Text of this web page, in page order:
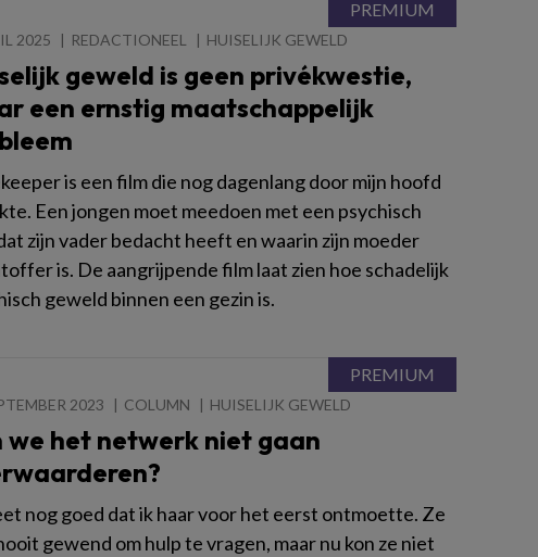
2025 REDACTIONEEL HUISELIJK GEWELD
geweld is geen privékwestie,
een ernstig maatschappelijk
is een film die nog dagenlang door mijn hoofd
Een jongen moet meedoen met een psychisch
zijn vader bedacht heeft en waarin zijn moeder
is. De aangrijpende film laat zien hoe schadelijk
geweld binnen een gezin is.
2023 COLUMN HUISELIJK GEWELD
we het netwerk niet gaan
nog goed dat ik haar voor het eerst ontmoette. Ze
gewend om hulp te vragen, maar nu kon ze niet